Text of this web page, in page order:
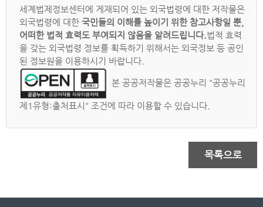
세계법제정보센터에 게재되어 있는 외국법령에 대한 저작물은
외국법령에 대한 국민들의 이해를 높이기 위한 참고사항일 뿐,
어떠한 법적 효력도 부여되지 않음을 알려드립니다.법적 효력
을 갖는 외국법령 정보를 획득하기 위해서는 외국정보 등 공인
된 정보원을 이용하시기 바랍니다.
본 공공저작물은 공공누리 "공공누리
제1유형:출처표시" 조건에 따라 이용할 수 있습니다.
목록으로